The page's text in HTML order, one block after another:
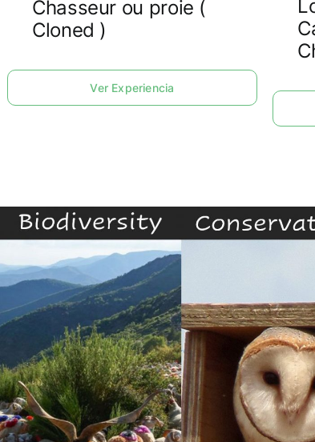
Chasseur ou proie (
Cloned )
Ver Experiencia